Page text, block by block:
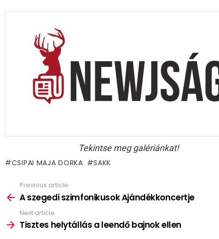
Tekintse meg galériánkat!
CSIPAI MAJA DORKA SAKK
more
Previous article
A szegedi szimfonikusok Ajándékkoncertje
Next article
Tisztes helytállás a leendő bajnok ellen